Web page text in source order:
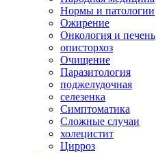
Нормы и патологии
Ожирение
Онкология и печень
описторхоз
Очищение
Паразитология
поджелудочная
селезенка
Симптоматика
Сложные случаи
холецистит
Цирроз